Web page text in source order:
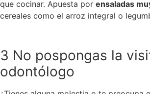
que cocinar. Apuesta por ensaladas
cereales como el arroz integral o
3 No pospongas la
odontólogo